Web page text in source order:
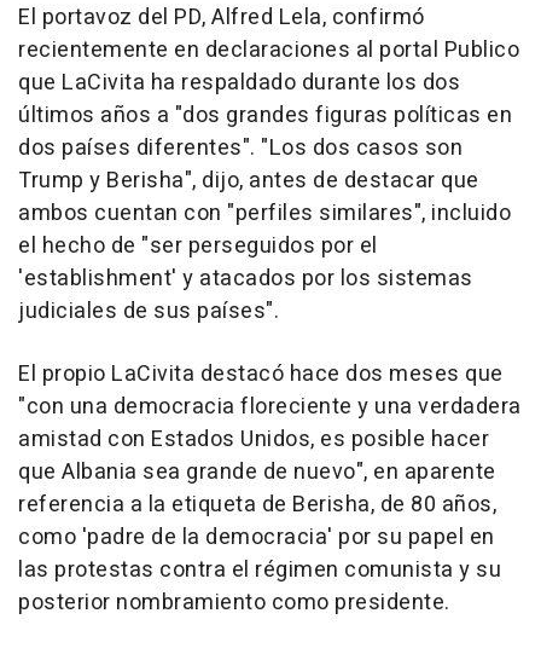
El portavoz del PD, Alfred Lela, confirmó
recientemente en declaraciones al portal Publico
que LaCivita ha respaldado durante los dos
últimos años a "dos grandes figuras políticas en
dos países diferentes". "Los dos casos son
Trump y Berisha", dijo, antes de destacar que
ambos cuentan con "perfiles similares", incluido
el hecho de "ser perseguidos por el
'establishment' y atacados por los sistemas
judiciales de sus países".
El propio LaCivita destacó hace dos meses que
"con una democracia floreciente y una verdadera
amistad con Estados Unidos, es posible hacer
que Albania sea grande de nuevo", en aparente
referencia a la etiqueta de Berisha, de 80 años,
como 'padre de la democracia' por su papel en
las protestas contra el régimen comunista y su
posterior nombramiento como presidente.